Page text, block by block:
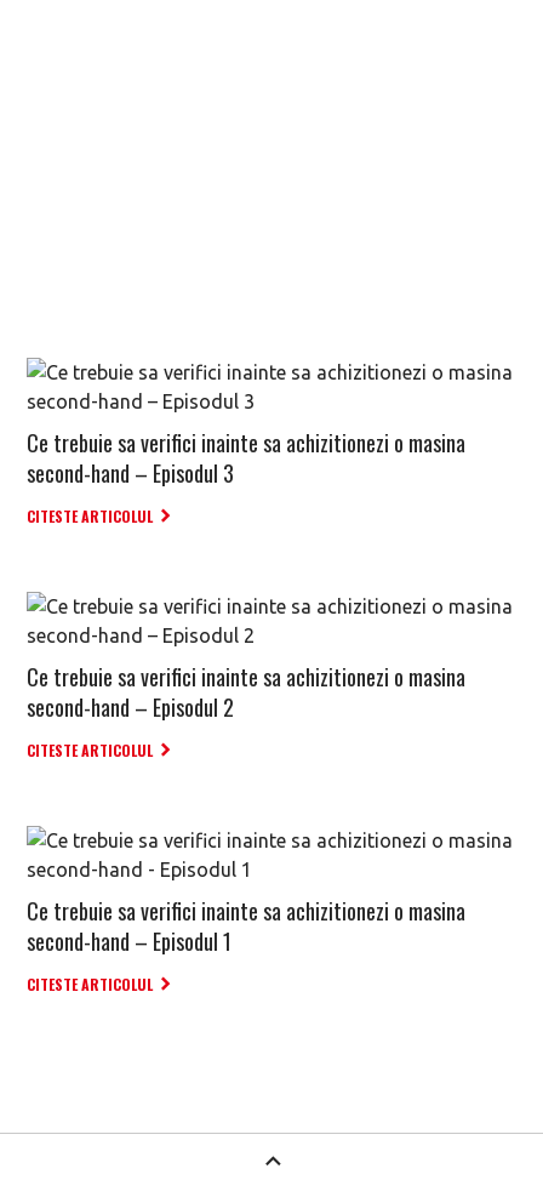
Ce trebuie sa verifici inainte sa achizitionezi o masina
second-hand – Episodul 3
CITESTE ARTICOLUL
Ce trebuie sa verifici inainte sa achizitionezi o masina
second-hand – Episodul 2
CITESTE ARTICOLUL
Ce trebuie sa verifici inainte sa achizitionezi o masina
second-hand – Episodul 1
CITESTE ARTICOLUL